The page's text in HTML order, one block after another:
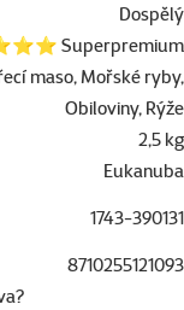
Dospělý
Superpremium
maso, Mořské ryby,
Obiloviny, Rýže
2,5 kg
Eukanuba
1743-390131
8710255121093